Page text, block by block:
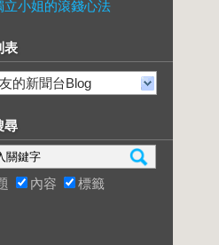
立小姐的滾錢心法
表
的新聞台Blog
尋
內容 標籤